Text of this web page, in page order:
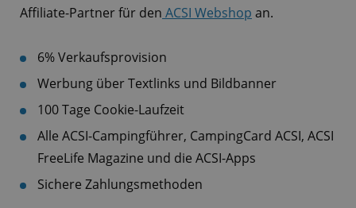
Affiliate-Partner für den ACSI Webshop an.
6% Verkaufsprovision
Werbung über Textlinks und Bildbanner
100 Tage Cookie-Laufzeit
Alle ACSI-Campingführer, CampingCard ACSI, ACSI
FreeLife Magazine und die ACSI-Apps
Sichere Zahlungsmethoden